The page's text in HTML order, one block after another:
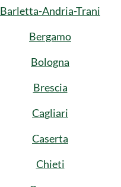
Barletta-Andria-Trani
Bergamo
Bologna
Brescia
Cagliari
Caserta
Chieti